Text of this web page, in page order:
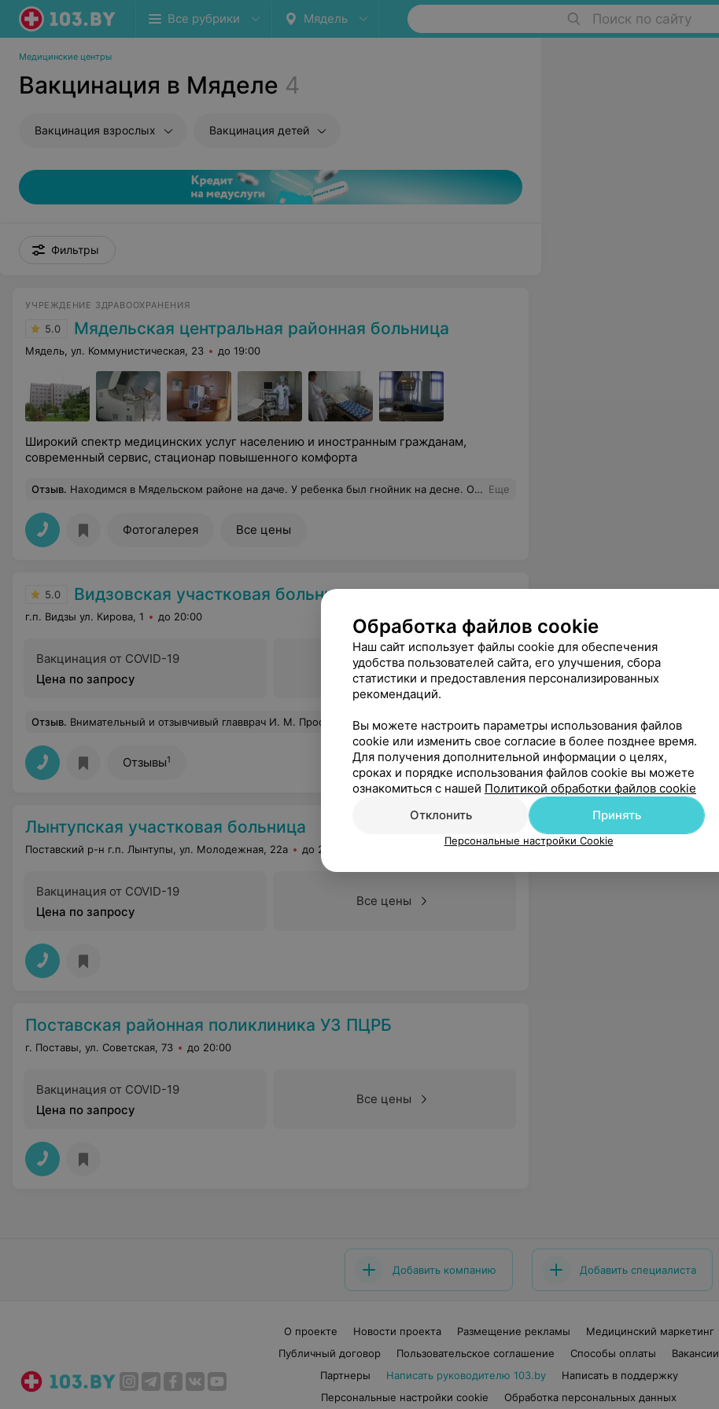
Все рубрики Мядель Поиск по сайту
Медицинские центры
Вакцинация в Мяделе 4
Вакцинация взрослых Вакцинация детей
Фильтры
УЧРЕЖДЕНИЕ ЗДРАВООХРАНЕНИЯ
5.0 Мядельская центральная районная больница
Мядель, ул. Коммунистическая, 23 до 19:00
Широкий спектр медицинских услуг населению и иностранным гражданам,
современный сервис, стационар повышенного комфорта
Отзыв. Находимся в Мядельском районе на даче. У ребенка был гнойник на десне. Обратились в Мядельскую ЦРБ. Приняли без проблем и вопросов. Стоматолог быстро обработала десну, дала рекомендации. Спасибо за оперативность и вежливость! Еще
Фотогалерея Все цены
5.0 Видзовская участковая больница
г.п. Видзы ул. Кирова, 1 до 20:00
Вакцинация от COVID-19
Цена по запросу
Все цены
Отзыв. Внимательный и отзывчивый главврач И. М. Профессиональный и чуткий медперсонал. В стационаре чисто, уютно, вкусное горячее питание. Спасибо Еще
Отзывы1
Лынтупская участковая больница
Поставский р-н г.п. Лынтупы, ул. Молодежная, 22а до 20:00
Вакцинация от COVID-19
Цена по запросу
Все цены
Поставская районная поликлиника УЗ ПЦРБ
г. Поставы, ул. Советская, 73 до 20:00
Вакцинация от COVID-19
Цена по запросу
Все цены
Добавить компанию Добавить специалиста
О проекте Новости проекта Размещение рекламы
Медицинский маркетинг
Публичный договор
Пользовательское соглашение Способы оплаты
Вакансии
Партнеры
Написать руководителю 103.by
Написать в поддержку
Персональные настройки cookie
Обработка персональных данных
Обработка файлов cookie
Наш сайт использует файлы cookie для обеспечения
удобства пользователей сайта, его улучшения, сбора
статистики и предоставления персонализированных
рекомендаций.
Вы можете настроить параметры использования файлов
cookie или изменить свое согласие в более позднее время.
Для получения дополнительной информации о целях,
сроках и порядке использования файлов cookie вы можете
ознакомиться с нашей Политикой обработки файлов cookie
Отклонить
Принять
Персональные настройки Cookie